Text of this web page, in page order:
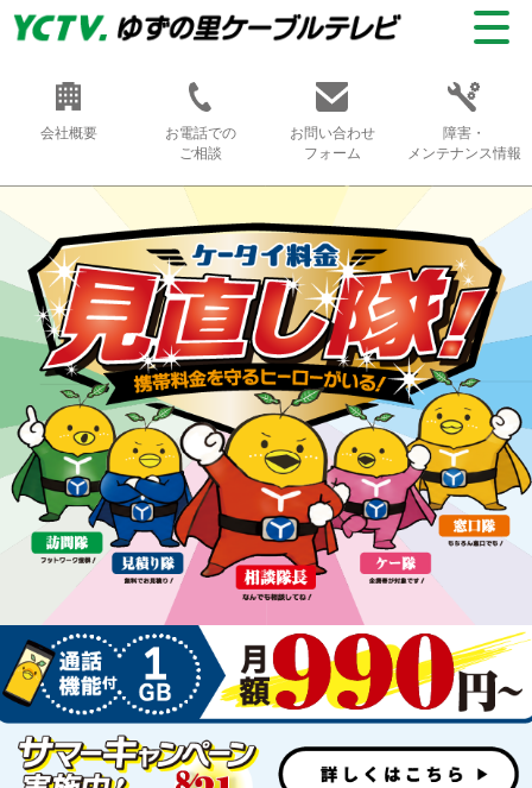
会社概要
お電話での
ご相談
お問い合わせ
フォーム
障害・
メンテナンス情報